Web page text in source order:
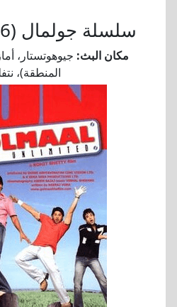
9. سلسلة جولمال (2006-2017)
مكان البث: جيوهوتستار،
المنطقة)،